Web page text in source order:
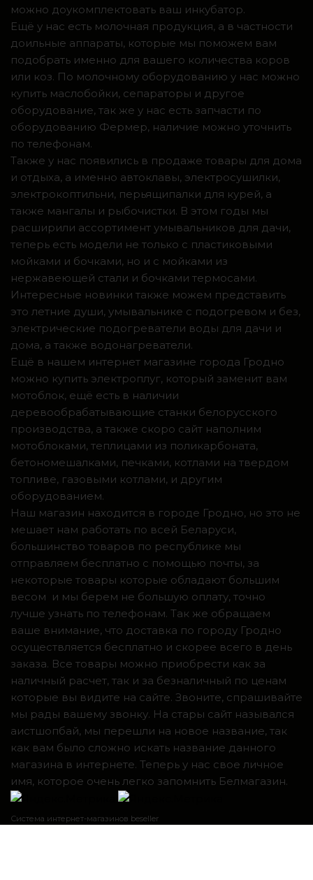
можно доукомплектовать ваш инкубатор.
Ещё у нас есть молочная продукция, а в частности
доильные аппараты, которые мы поможем вам
подобрать именно для вашего количества коров
или коз. По молочному оборудованию у нас можно
купить маслобойки, сепараторы и другое
оборудование, так же у нас есть запчасти по
оборудованию Фермер, наличие можно уточнить
по телефонам.
Также у нас появились в продаже товары для дома
и отдыха, а именно автоклавы, электросушилки,
электрокоптильни, перьящипалки для курей, а
также мангалы и рыбочистки. В этом годы мы
расширили ассортимент умывальников для дачи,
теперь есть модели не только с пластиковыми
мойками и бочками, но и с мойками из
нержавеющей стали и бочками термосами.
Интересные новинки также можем представить
это летние души, умывальнике с подогревом и без,
электрические подогреватели воды для дачи и
дома, а также водонагреватели.
Ещё в нашем интернет магазине города Гродно
можно купить электроплуг, который заменит вам
мотоблок, ещё есть в наличии
деревообрабатывающие станки белорусского
производства, а также скоро сайт наполним
мотоблоками, теплицами из поликарбоната,
бетономешалками, печками, котлами на твердом
топливе, газовыми котлами, и другим
оборудованием.
Наш магазин находится в городе Гродно, но это не
мешает нам работать по всей Беларуси,
большинство товаров по республике мы
отправляем бесплатно с помощью почты, за
некоторые товары которые обладают большим
весом и мы берем не большую оплату, точно
лучше узнать по телефонам. Так же обращаем
ваше внимание, что доставка по городу Гродно
осуществляется бесплатно и скорее всего в день
заказа. Все товары можно приобрести как за
наличный расчет, так и за безналичный по ценам
которые вы видите на сайте. Звоните, спрашивайте
мы рады вашему звонку. На стары сайт назывался
аистшопбай, мы перешли на новое название, так
как вам было сложно искать название данного
магазина в интернете. Теперь у нас свое личное
имя, которое очень легко запомнить Белмагазин.
Система интернет-магазинов beseller